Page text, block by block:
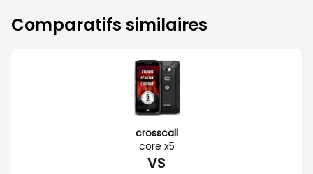
Comparatifs similaires
crosscall
core x5
VS